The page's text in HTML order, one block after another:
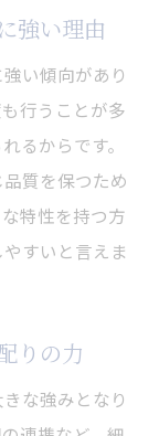
強い理由
い傾向があり
行うことが多
るからです。
質を保つため
特性を持つ方
すいと言えま
りの力
な強みとなり